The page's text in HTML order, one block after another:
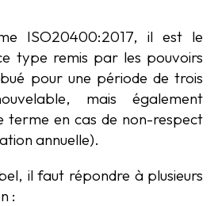
ISO20400:2017, il est le
type remis par les pouvoirs
pour une période de trois
mais également
terme en cas de non-respect
annuelle).
il faut répondre à plusieurs
: